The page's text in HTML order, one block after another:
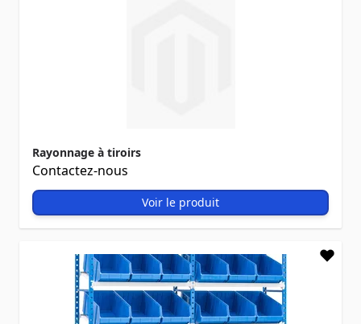
Rayonnage à tiroirs
Contactez-nous
Voir le produit